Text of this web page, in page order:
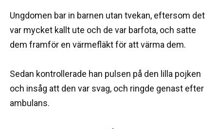
Ungdomen bar in barnen utan tvekan, eftersom det
var mycket kallt ute och de var barfota, och satte
dem framför en värmefläkt för att värma dem.
Sedan kontrollerade han pulsen på den lilla pojken
och insåg att den var svag, och ringde genast efter
ambulans.